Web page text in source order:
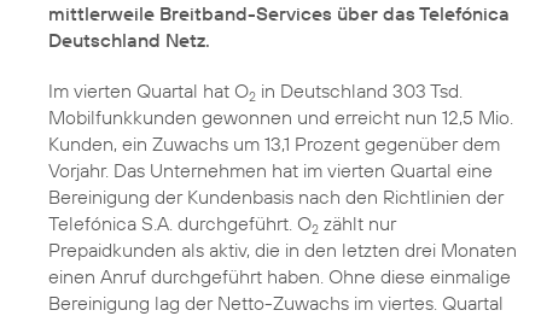
mittlerweile Breitband-Services über das Telefónica
Deutschland Netz.
Im vierten Quartal hat O2 in Deutschland 303 Tsd.
Mobilfunkkunden gewonnen und erreicht nun 12,5 Mio.
Kunden, ein Zuwachs um 13,1 Prozent gegenüber dem
Vorjahr. Das Unternehmen hat im vierten Quartal eine
Bereinigung der Kundenbasis nach den Richtlinien der
Telefónica S.A. durchgeführt. O2 zählt nur
Prepaidkunden als aktiv, die in den letzten drei Monaten
einen Anruf durchgeführt haben. Ohne diese einmalige
Bereinigung lag der Netto-Zuwachs im viertes. Quartal